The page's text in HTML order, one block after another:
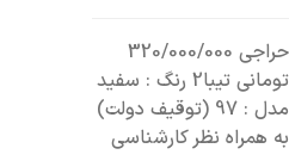
حراجی 320/000/000
تومانی تیبا2 رنگ : سفید
مدل : 97 (توقیف دولت)
به همراه نظر کارشناسی